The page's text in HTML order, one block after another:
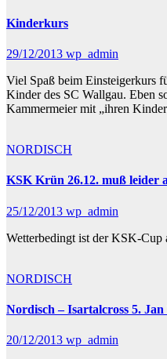
Kinderkurs
29/12/2013 wp_admin
Viel Spaß beim Einsteigerkurs
Kinder des SC Wallgau. Eben
Kammermeier mit „ihren
NORDISCH
KSK Krün 26.12. muß leider
25/12/2013 wp_admin
Wetterbedingt ist der KSK-Cup
NORDISCH
Nordisch – Isartalcross 5. Jan
20/12/2013 wp_admin